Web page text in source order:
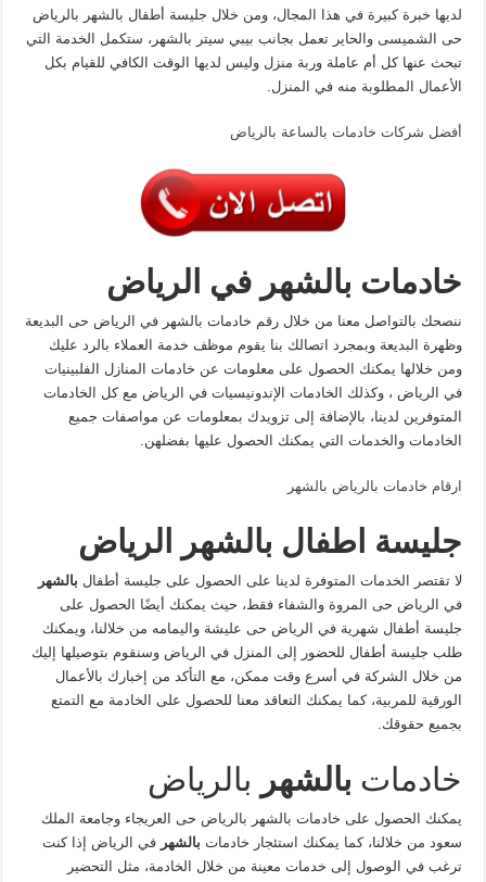
لديها خبرة كبيرة في هذا المجال، ومن خلال جليسة أطفال بالشهر بالرياض
حى الشميسى والحاير تعمل بجانب بيبي سيتر بالشهر، ستكمل الخدمة التي
تبحث عنها كل أم عاملة وربة منزل وليس لديها الوقت الكافي للقيام بكل
الأعمال المطلوبة منه في المنزل.
أفضل شركات خادمات بالساعة بالرياض
خادمات بالشهر في الرياض
ننصحك بالتواصل معنا من خلال رقم خادمات بالشهر في الرياض حى البديعة
وظهرة البديعة وبمجرد اتصالك بنا يقوم موظف خدمة العملاء بالرد عليك
ومن خلالها يمكنك الحصول على معلومات عن خادمات المنازل الفلبينيات
في الرياض ، وكذلك الخادمات الإندونيسيات في الرياض مع كل الخادمات
المتوفرين لدينا، بالإضافة إلى تزويدك بمعلومات عن مواصفات جميع
الخادمات والخدمات التي يمكنك الحصول عليها بفضلهن.
ارقام خادمات بالرياض بالشهر
جليسة اطفال بالشهر الرياض
لا تقتصر الخدمات المتوفرة لدينا على الحصول على جليسة أطفال بالشهر
في الرياض حى المروة والشفاء فقط، حيث يمكنك أيضًا الحصول على
جليسة أطفال شهرية في الرياض حى عليشة واليمامه من خلالنا، ويمكنك
طلب جليسة أطفال للحضور إلى المنزل في الرياض وسنقوم بتوصيلها إليك
من خلال الشركة في أسرع وقت ممكن، مع التأكد من إخبارك بالأعمال
الورقية للمربية، كما يمكنك التعاقد معنا للحصول على الخادمة مع التمتع
بجميع حقوقك.
خادمات بالشهر بالرياض
يمكنك الحصول على خادمات بالشهر بالرياض حى العريجاء وجامعة الملك
سعود من خلالنا، كما يمكنك استئجار خادمات بالشهر في الرياض إذا كنت
ترغب في الوصول إلى خدمات معينة من خلال الخادمة، مثل التحضير